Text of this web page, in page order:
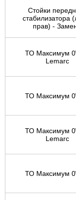
Стойки
стабилизатора
прав) -
ТО Максимум
Lemarc
ТО Максимум
ТО Максимум
Lemarc
ТО Максимум